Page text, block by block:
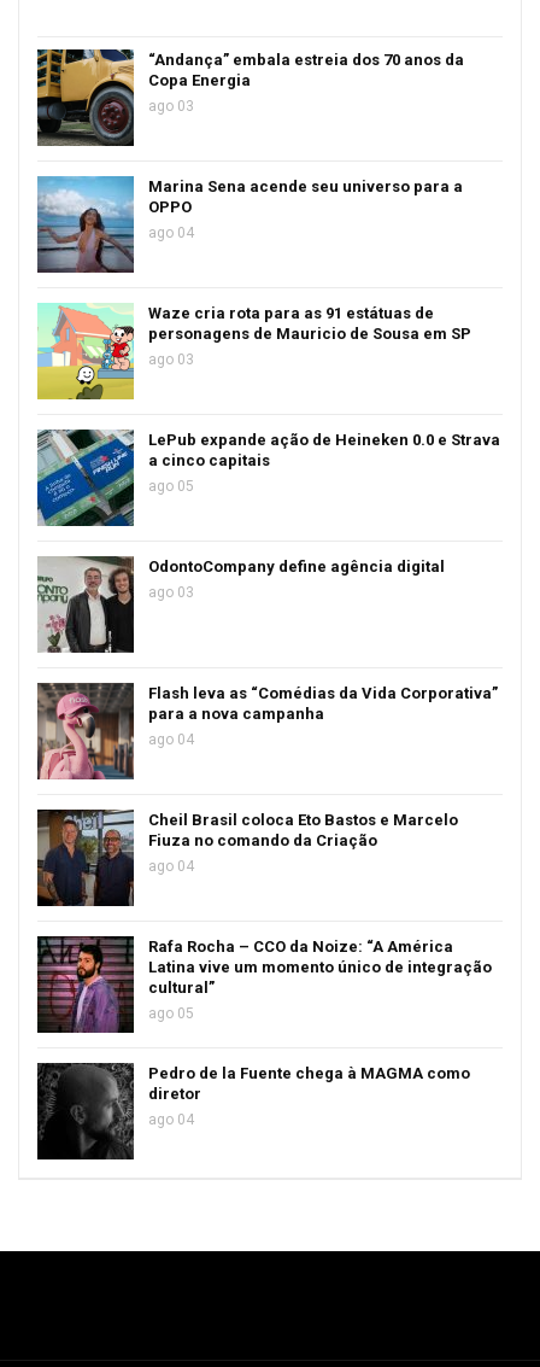
“Andança” embala estreia dos 70 anos da
Copa Energia
ago 03
Marina Sena acende seu universo para a
OPPO
ago 04
Waze cria rota para as 91 estátuas de
personagens de Mauricio de Sousa em SP
ago 03
LePub expande ação de Heineken 0.0 e Strava
a cinco capitais
ago 05
OdontoCompany define agência digital
ago 03
Flash leva as “Comédias da Vida Corporativa”
para a nova campanha
ago 04
Cheil Brasil coloca Eto Bastos e Marcelo
Fiuza no comando da Criação
ago 04
Rafa Rocha – CCO da Noize: “A América
Latina vive um momento único de integração
cultural”
ago 05
Pedro de la Fuente chega à MAGMA como
diretor
ago 04